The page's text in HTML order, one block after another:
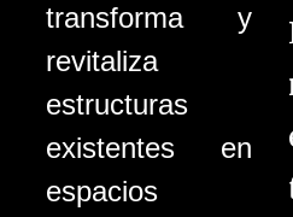
transforma y
revitaliza
estructuras
existentes en
espacios